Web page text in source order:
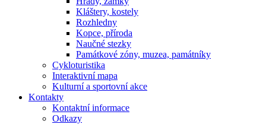
Kláštery, kostely
Rozhledny
Kopce, příroda
Naučné stezky
Památkové zóny, muzea, památníky
Cykloturistika
Interaktivní mapa
Kulturní a sportovní akce
Kontakty
Kontaktní informace
Odkazy